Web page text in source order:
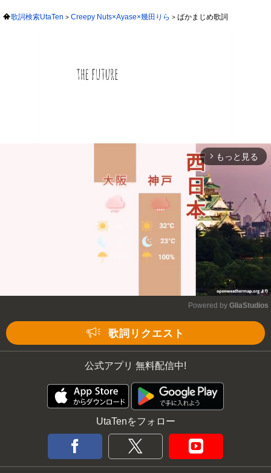
歌詞検索UtaTen Creepy Nuts×Ayase×幾田りら ばかまじめ歌詞
arrow_forward_ios もっと見る
Powered by GliaStudios
歌詞リクエスト
公式アプリ 無料配信中!
UtaTenをフォロー